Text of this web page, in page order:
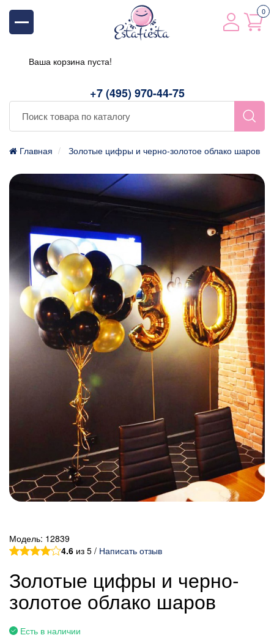
+7 (495) 970-44-75
0
Ваша корзина пуста!
Главная Золотые цифры и черно-золотое облако шаров
Модель: 12839
4.6 из 5 / Написать отзыв
Золотые цифры и черно-
золотое облако шаров
Есть в наличии